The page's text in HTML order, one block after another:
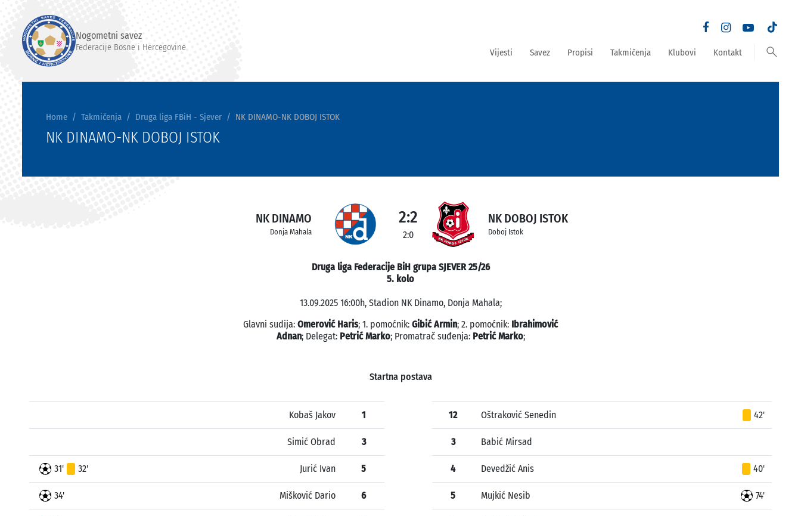
Nogometni savez
Federacije Bosne i Hercegovine Vijesti Savez Propisi Takmičenja Klubovi Kontakt search
Home Takmičenja Druga liga FBiH - Sjever NK DINAMO-NK DOBOJ ISTOK
NK DINAMO-NK DOBOJ ISTOK
NK DINAMO
Donja Mahala
2:2
2:0
NK DOBOJ ISTOK
Doboj Istok
Druga liga Federacije BiH grupa SJEVER 25/26
5. kolo
13.09.2025 16:00h, Stadion NK Dinamo, Donja Mahala;
Glavni sudija: Omerović Haris; 1. pomoćnik: Gibić Armin; 2. pomoćnik: Ibrahimović
Adnan; Delegat: Petrić Marko; Promatrač suđenja: Petrić Marko;
Startna postava
Kobaš Jakov 1
Simić Obrad 3
31' 32' Jurić Ivan 5
34' Mišković Dario 6
12 Oštraković Senedin 42'
3 Babić Mirsad
4 Devedžić Anis 40'
5 Mujkić Nesib 74'